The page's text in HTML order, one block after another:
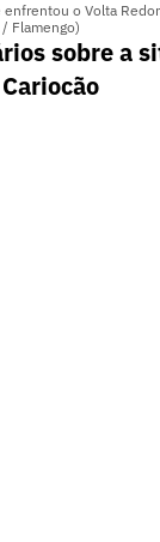
o Volta
Flamengo)
sobre a